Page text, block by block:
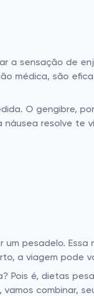
a sensação de
médica, são
O gengibre,
resolve te
pesadelo.
a viagem pode
Pois é, dietas
combinar,